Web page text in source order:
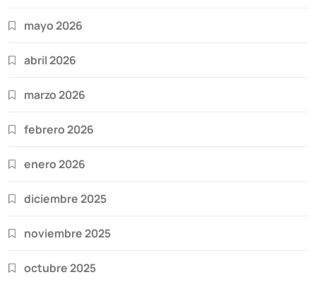
mayo 2026
abril 2026
marzo 2026
febrero 2026
enero 2026
diciembre 2025
noviembre 2025
octubre 2025